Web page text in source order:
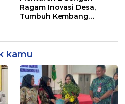
Ragam Inovasi Desa,
Tumbuh Kembang
kamu